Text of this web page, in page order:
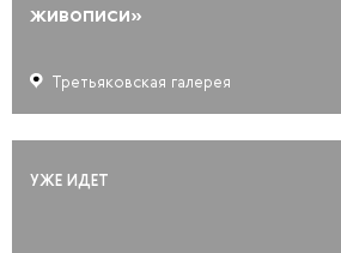
живописи»
Третьяковская галерея
УЖЕ ИДЕТ